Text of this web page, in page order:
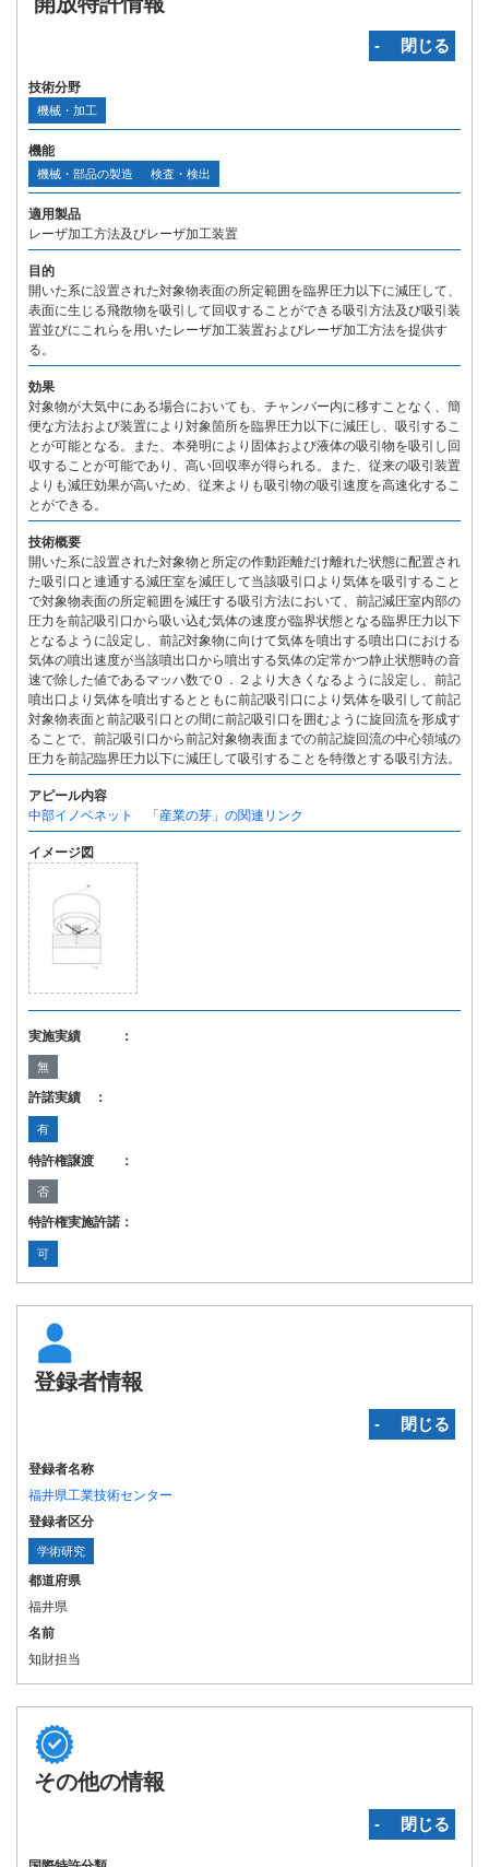
‐ 閉じる
技術分野
機械・加工
機能
機械・部品の製造 検査・検出
適用製品
レーザ加工方法及びレーザ加工装置
目的
開いた系に設置された対象物表面の所定範囲を臨界圧力以下に減圧して、
表面に生じる飛散物を吸引して回収することができる吸引方法及び吸引装
置並びにこれらを用いたレーザ加工装置およびレーザ加工方法を提供す
る。
効果
対象物が大気中にある場合においても、チャンバー内に移すことなく、簡
便な方法および装置により対象箇所を臨界圧力以下に減圧し、吸引するこ
とが可能となる。また、本発明により固体および液体の吸引物を吸引し回
収することが可能であり、高い回収率が得られる。また、従来の吸引装置
よりも減圧効果が高いため、従来よりも吸引物の吸引速度を高速化するこ
とができる。
技術概要
開いた系に設置された対象物と所定の作動距離だけ離れた状態に配置され
た吸引口と連通する減圧室を減圧して当該吸引口より気体を吸引すること
で対象物表面の所定範囲を減圧する吸引方法において、前記減圧室内部の
圧力を前記吸引口から吸い込む気体の速度が臨界状態となる臨界圧力以下
となるように設定し、前記対象物に向けて気体を噴出する噴出口における
気体の噴出速度が当該噴出口から噴出する気体の定常かつ静止状態時の音
速で除した値であるマッハ数で０．２より大きくなるように設定し、前記
噴出口より気体を噴出するとともに前記吸引口により気体を吸引して前記
対象物表面と前記吸引口との間に前記吸引口を囲むように旋回流を形成す
ることで、前記吸引口から前記対象物表面までの前記旋回流の中心領域の
圧力を前記臨界圧力以下に減圧して吸引することを特徴とする吸引方法。
アピール内容
中部イノベネット 「産業の芽」の関連リンク
イメージ図
実施実績 ：
無
許諾実績 ：
有
特許権譲渡 ：
否
特許権実施許諾：
可
登録者情報
‐ 閉じる
登録者名称
福井県工業技術センター
登録者区分
学術研究
都道府県
福井県
名前
知財担当
その他の情報
‐ 閉じる